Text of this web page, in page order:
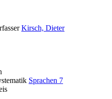
Kirsch, Dieter
Sprachen 7